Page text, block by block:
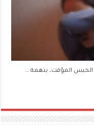
الحبس المؤقت، بتهمة …